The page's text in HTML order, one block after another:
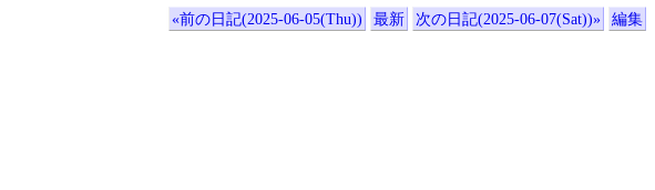
«前の日記(2025-06-05(Thu)) 最新 次の日記(2025-06-07(Sat))» 編集